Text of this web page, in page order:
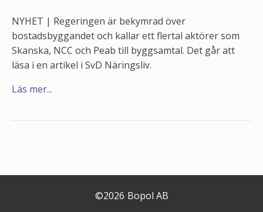
NYHET | Regeringen är bekymrad över
bostadsbyggandet och kallar ett flertal aktörer som
Skanska, NCC och Peab till byggsamtal. Det går att
läsa i en artikel i SvD Näringsliv.
Läs mer...
©2026 Bopol AB